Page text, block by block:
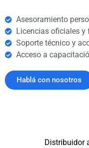
Asesoramiento
Licencias oficiales
Soporte técnico y
Acceso a
Hablá con nosotros
Distribuidor